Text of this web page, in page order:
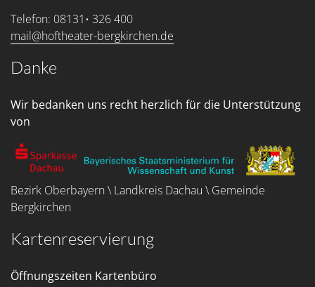
Telefon: 08131• 326 400
mail@hoftheater-bergkirchen.de
Danke
Wir bedanken uns recht herzlich für die Unterstützung
von
Bezirk Oberbayern \ Landkreis Dachau \ Gemeinde
Bergkirchen
Kartenreservierung
Öffnungszeiten Kartenbüro